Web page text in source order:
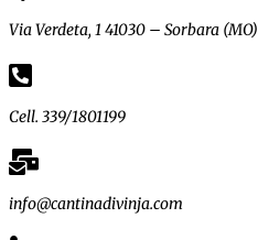
Via Verdeta, 1 41030 – Sorbara (MO)
Cell. 339/1801199
info@cantinadivinja.com